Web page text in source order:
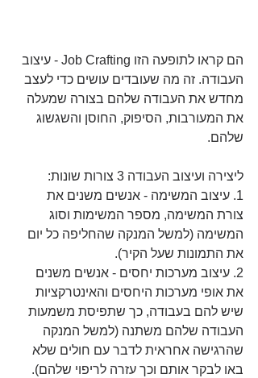
הם קראו לתופעה הזו Job Crafting - עיצוב
העבודה. זה מה שעובדים עושים כדי לעצב
מחדש את העבודה שלהם בצורה שמעלה
את המעורבות, הסיפוק, החוסן והשגשוג
שלהם.
ליצירה ועיצוב העבודה 3 צורות שונות:
1. עיצוב המשימה - אנשים משנים את
צורת המשימה, מספר המשימות וסוג
המשימה (למשל המנקה שהחליפה כל יום
את התמונות שעל הקיר).
2. עיצוב מערכות יחסים - אנשים משנים
את אופי מערכות היחסים והאינטרקציות
שיש להם בעבודה, כך שתפיסת משמעות
העבודה שלהם משתנה (למשל המנקה
שהרגישה אחראית לדבר עם חולים שלא
באו לבקר אותם וכך עזרה לריפוי שלהם).